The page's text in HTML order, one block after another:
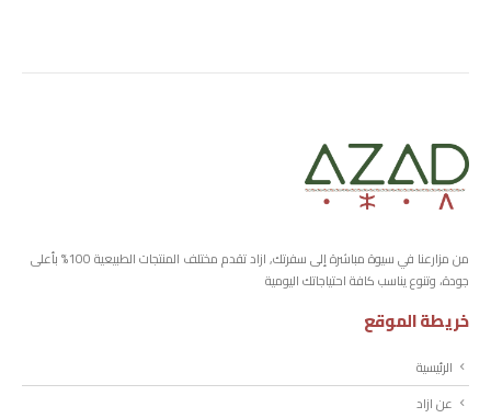
من مزارعنا في سيوة مباشرة إلى سفرتك, ازاد تقدم مختلف المنتجات الطبيعية 100% بأعلى
جودة، وتنوع يناسب كافة احتياجاتك اليومية
خريطة الموقع
الرئيسية
عن ازاد